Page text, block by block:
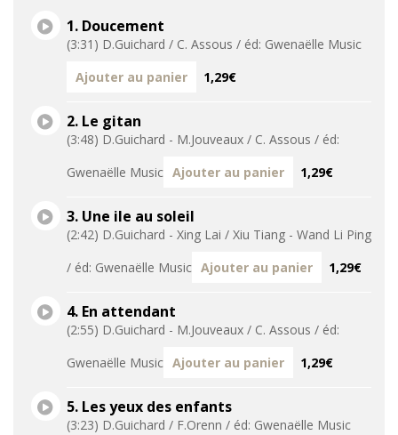
1. Doucement
(3:31) D.Guichard / C. Assous / éd: Gwenaëlle Music
Ajouter au panier
1,29€
2. Le gitan
(3:48) D.Guichard - M.Jouveaux / C. Assous / éd:
Gwenaëlle Music Ajouter au panier 1,29€
3. Une ile au soleil
(2:42) D.Guichard - Xing Lai / Xiu Tiang - Wand Li Ping
/ éd: Gwenaëlle Music Ajouter au panier 1,29€
4. En attendant
(2:55) D.Guichard - M.Jouveaux / C. Assous / éd:
Gwenaëlle Music Ajouter au panier 1,29€
5. Les yeux des enfants
(3:23) D.Guichard / F.Orenn / éd: Gwenaëlle Music